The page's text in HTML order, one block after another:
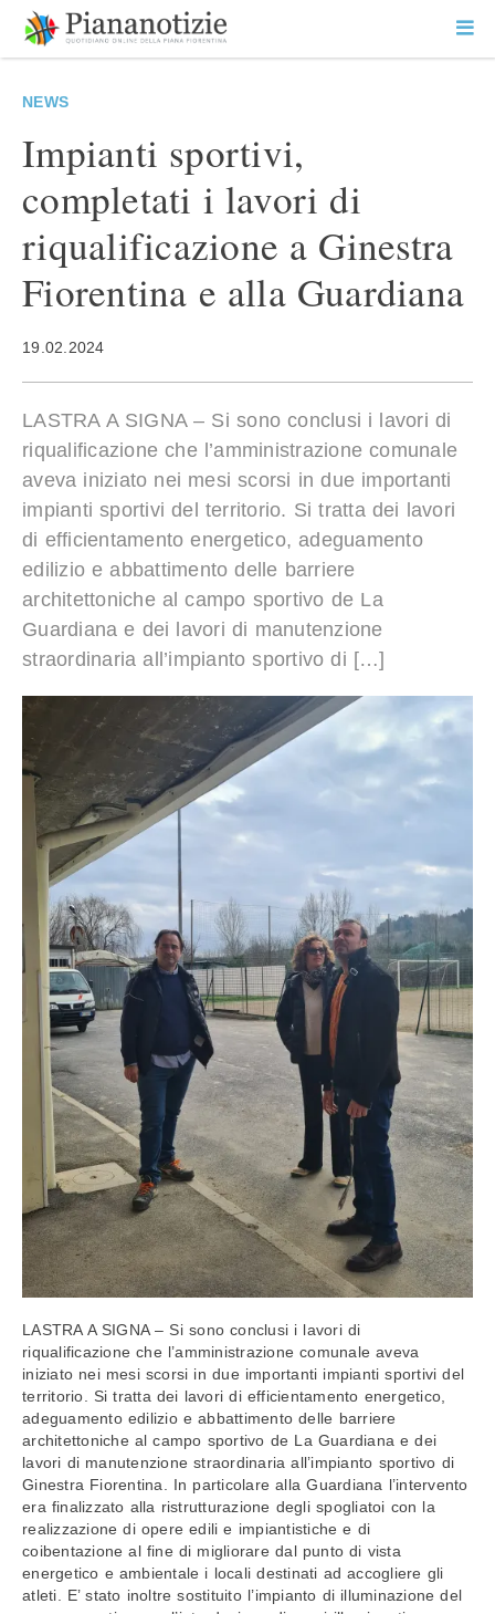
contenuto
SEARCH
NEWS
Impianti sportivi,
completati i lavori di
riqualificazione a Ginestra
Fiorentina e alla Guardiana
19.02.2024
LASTRA A SIGNA – Si sono conclusi i lavori di
riqualificazione che l’amministrazione comunale
aveva iniziato nei mesi scorsi in due importanti
impianti sportivi del territorio. Si tratta dei lavori
di efficientamento energetico, adeguamento
edilizio e abbattimento delle barriere
architettoniche al campo sportivo de La
Guardiana e dei lavori di manutenzione
straordinaria all’impianto sportivo di […]
LASTRA A SIGNA – Si sono conclusi i lavori di
riqualificazione che l’amministrazione comunale aveva
iniziato nei mesi scorsi in due importanti impianti sportivi del
territorio. Si tratta dei lavori di efficientamento energetico,
adeguamento edilizio e abbattimento delle barriere
architettoniche al campo sportivo de La Guardiana e dei
lavori di manutenzione straordinaria all’impianto sportivo di
Ginestra Fiorentina. In particolare alla Guardiana l’intervento
era finalizzato alla ristrutturazione degli spogliatoi con la
realizzazione di opere edili e impiantistiche e di
coibentazione al fine di migliorare dal punto di vista
energetico e ambientale i locali destinati ad accogliere gli
atleti. E’ stato inoltre sostituito l’impianto di illuminazione del